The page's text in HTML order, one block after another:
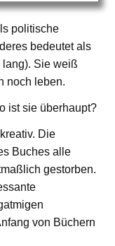
politische
bedeutet als
lang). Sie weiß
noch leben.
ist sie überhaupt?
Die
Buches alle
gestorben.
von Büchern